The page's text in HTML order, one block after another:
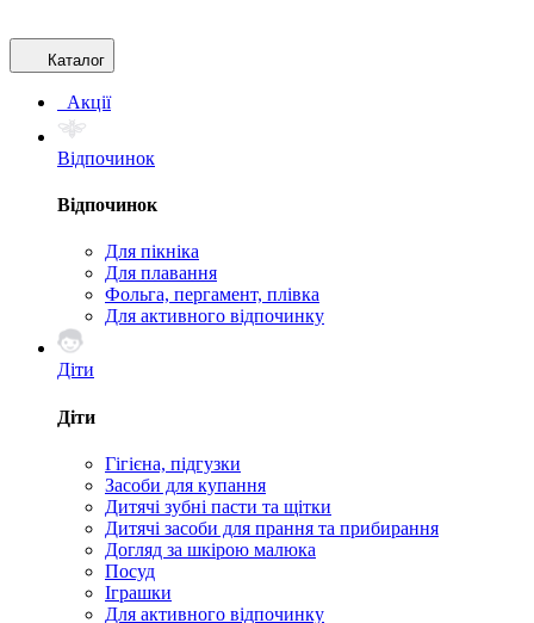
Каталог
Акції
Відпочинок
Відпочинок
Для пікніка
Для плавання
Фольга, пергамент, плівка
Для активного відпочинку
Діти
Діти
Гігієна, підгузки
Засоби для купання
Дитячі зубні пасти та щітки
Дитячі засоби для прання та прибирання
Догляд за шкірою малюка
Посуд
Іграшки
Для активного відпочинку